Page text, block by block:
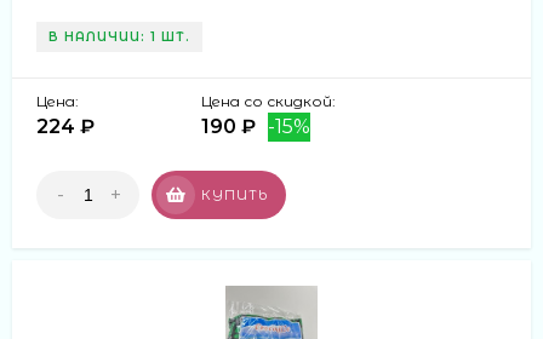
В НАЛИЧИИ: 1 ШТ.
Цена:
224 ₽
Цена со скидкой:
190 ₽ -15%
- + КУПИТЬ